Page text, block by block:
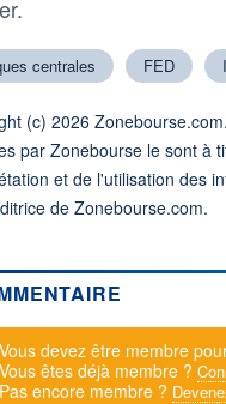
centrales FED
(c) 2026
par Zonebourse le sont à
et de l'utilisation des
de Zonebourse.com.
Message d'alerte
Vous devez être membre
Vous êtes déjà membre ?
Pas encore membre ?